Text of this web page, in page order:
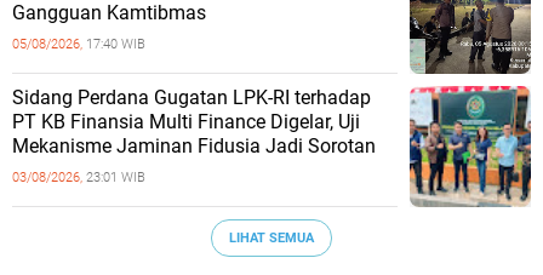
Gangguan Kamtibmas
05/08/2026, 17:40 WIB
Sidang Perdana Gugatan LPK-RI terhadap
PT KB Finansia Multi Finance Digelar, Uji
Mekanisme Jaminan Fidusia Jadi Sorotan
03/08/2026, 23:01 WIB
LIHAT SEMUA